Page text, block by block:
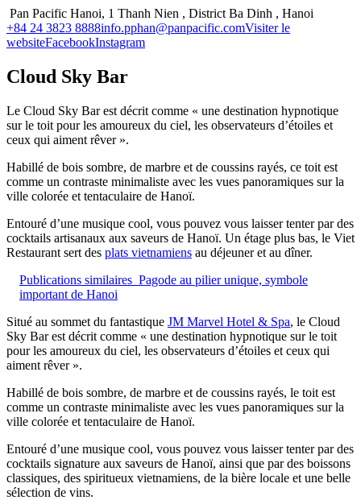
Pan Pacific Hanoi, 1 Thanh Nien , District Ba Dinh , Hanoi
+84 24 3823 8888info.pphan@panpacific.comVisiter le
websiteFacebookInstagram
Cloud Sky Bar
Le Cloud Sky Bar est décrit comme « une destination hypnotique
sur le toit pour les amoureux du ciel, les observateurs d’étoiles et
ceux qui aiment rêver ».
Habillé de bois sombre, de marbre et de coussins rayés, ce toit est
comme un contraste minimaliste avec les vues panoramiques sur la
ville colorée et tentaculaire de Hanoï.
Entouré d’une musique cool, vous pouvez vous laisser tenter par des
cocktails artisanaux aux saveurs de Hanoï. Un étage plus bas, le Viet
Restaurant sert des plats vietnamiens au déjeuner et au dîner.
Publications similaires Pagode au pilier unique, symbole
important de Hanoi
Situé au sommet du fantastique JM Marvel Hotel & Spa, le Cloud
Sky Bar est décrit comme « une destination hypnotique sur le toit
pour les amoureux du ciel, les observateurs d’étoiles et ceux qui
aiment rêver ».
Habillé de bois sombre, de marbre et de coussins rayés, le toit est
comme un contraste minimaliste avec les vues panoramiques sur la
ville colorée et tentaculaire de Hanoï.
Entouré d’une musique cool, vous pouvez vous laisser tenter par des
cocktails signature aux saveurs de Hanoï, ainsi que par des boissons
classiques, des spiritueux vietnamiens, de la bière locale et une belle
sélection de vins.